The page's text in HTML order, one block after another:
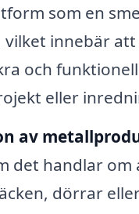
som en
vilket innebär att
och
eller
av
det handlar om
dörrar